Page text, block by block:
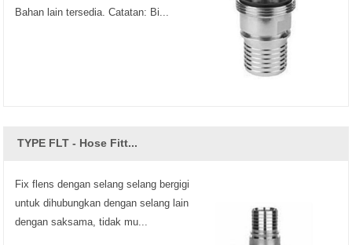
Bahan lain tersedia. Catatan: Bi...
TYPE FLT - Hose Fitt...
Fix flens dengan selang selang bergigi
untuk dihubungkan dengan selang lain
dengan saksama, tidak mu...